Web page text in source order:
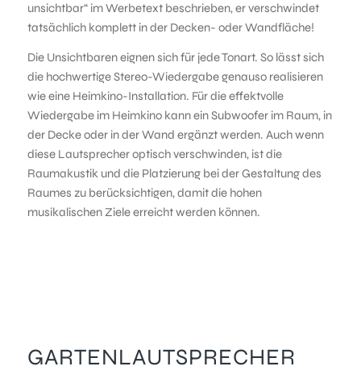
unsichtbar“ im Werbetext beschrieben, er verschwindet
tatsächlich komplett in der Decken- oder Wandfläche!
Die Unsichtbaren eignen sich für jede Tonart. So lässt sich
die hochwertige Stereo-Wiedergabe genauso realisieren
wie eine Heimkino-Installation. Für die effektvolle
Wiedergabe im Heimkino kann ein Subwoofer im Raum, in
der Decke oder in der Wand ergänzt werden. Auch wenn
diese Lautsprecher optisch verschwinden, ist die
Raumakustik und die Platzierung bei der Gestaltung des
Raumes zu berücksichtigen, damit die hohen
musikalischen Ziele erreicht werden können.
GARTENLAUTSPRECHER